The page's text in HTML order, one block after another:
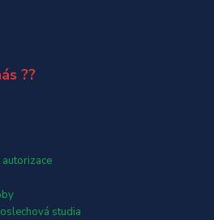
??
studia